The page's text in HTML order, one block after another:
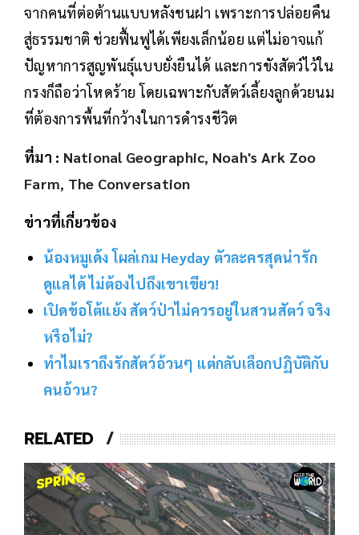
จากคนที่ต่อต้านแบบหลังชนฝา เพราะการปล่อยคืน
สู่ธรรมชาติ ช่วยฟื้นฟูได้เพียงเล็กน้อย แต่ไม่อาจแก้
ปัญหาการสูญพันธุ์แบบยั่งยืนได้ และการขังสัตว์ไว้ใน
กรงก็ถือว่าโหดร้าย โดยเฉพาะกับสัตว์เลี้ยงลูกด้วยนม
ที่ต้องการพื้นที่กว้างในการดำรงชีวิต
ที่มา : National Geographic, Noah's Ark Zoo
Farm, The Conversation
ข่าวที่เกี่ยวข้อง
น้องหมูเด้ง โผล่เกม Heyday ตัวละครสุดน่ารัก
ดูแลได้ ไม่ต้องไปถึงเขาเขียว!
เปิดข้อโต้แย้ง สัตว์ป่าไม่ควรอยู่ในสวนสัตว์ จริง
หรือไม่?
ทำไมเราถึงรักสัตว์อ้วนๆ แต่กลับเลือกปฏิบัติกับ
คนอ้วน?
RELATED